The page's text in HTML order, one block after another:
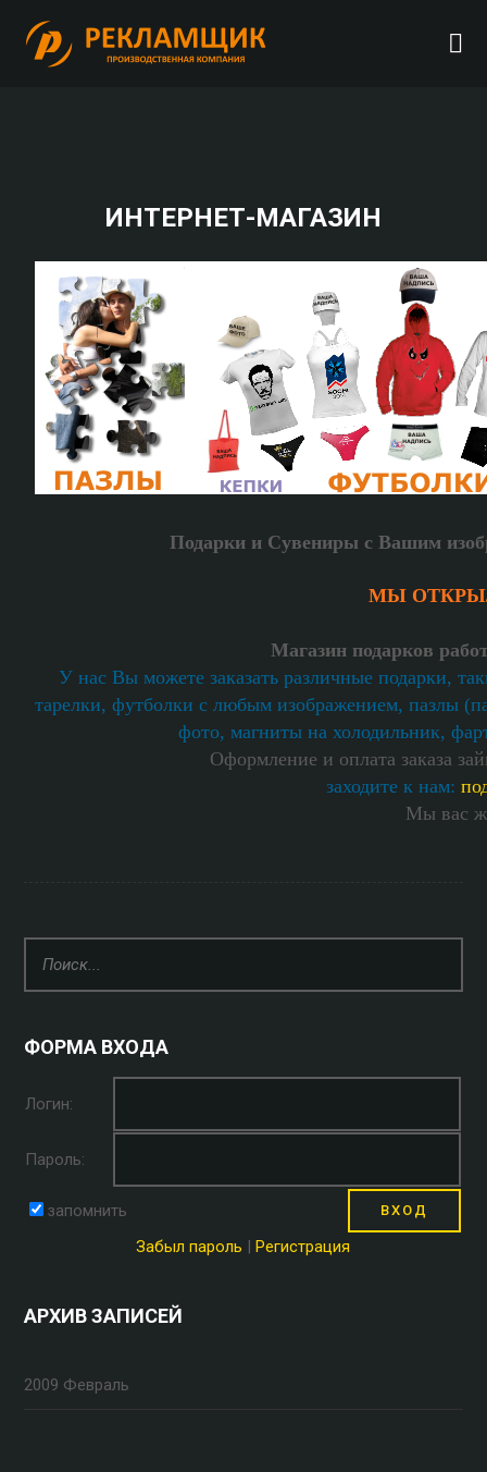
ИНТЕРНЕТ-МАГАЗИН
Подарки и Сувениры с Вашим
МЫ
Магазин подарков
У нас Вы можете заказать различные подарки,
тарелки, футболки с любым изображением, пазлы
фото, магниты на холодильник,
Оформление и оплата заказа
заходите к нам:
Мы вас
ФОРМА ВХОДА
Логин:
Пароль:
запомнить
Забыл пароль |Регистрация
АРХИВ ЗАПИСЕЙ
2009 Февраль